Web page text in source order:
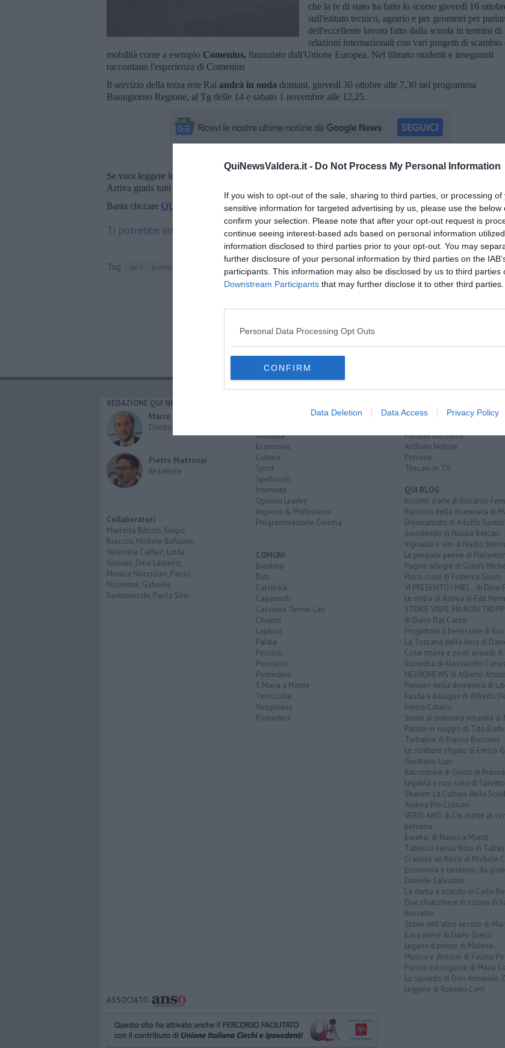
QuiNewsValdera.it - Do Not Process My Personal Information
If you wish to opt-out of the sale, sharing to third parties, or processing
sensitive information for targeted advertising by us, please use the below
confirm your selection. Please note that after your opt-out request is
continue seeing interest-based ads based on personal information
information disclosed to third parties prior to your opt-out. You may
further disclosure of your personal information by third parties on the
participants. This information may also be disclosed by us to third parties
Downstream Participants that may further disclose it to other third parties.
Personal Data Processing Opt Outs
CONFIRM
Data Deletion Data Access Privacy Policy
che la tv di stato ha fatto lo scorso giovedì 16
sull'istituto tecnico, agrario e per geometri per
dell'eccellente lavoro fatto dalla scuola in termini di
relazioni internazionali con vari progetti di scambio
mobilità come a esempio Comenius, finanziato dall'Unione Europea. Nel filmato studenti e insegnanti
raccontano l'esperienza di Comenius
Il servizio della terza rete Rai andrà in onda domani, giovedì 30 ottobre alle 7,30 nel programma
Buongiorno Regione, al Tg delle 14 e sabato 1 novembre alle 12,25.
Se vuoi leggere le notizie principali della Toscana iscriviti alla
Arriva gratis tutti i giorni alle 20:00 direttamente nella tua casella di posta.
Basta cliccare QUI
Ti potrebbe interessare anche:
Tag rai 3 pontedera istituto tecnico comenio unione europea buongiorno regione
REDAZIONE QUI NEWS
Marco Migli
Direttore Responsabile
Pietro Mattonai
Redattore
Collaboratori
Marcella Bitozzi, Sergio
Braccini, Michele Bufalino,
Valentina Caffieri, Linda
Giuliani, Dina Laurenzi,
Monica Nocciolini, Paolo
Nocentini, Gabriele
Santarnecchi, Paola Silvi.
Attualità
Economia
Cultura
Sport
Spettacoli
Interviste
Opinion Leader
Imprese & Professioni
Programmazione Cinema
COMUNI
Bientina
Buti
Calcinaia
Capannoli
Casciana Terme-Lari
Chianni
Lajatico
Palaia
Peccioli
Ponsacco
Pontedera
S.Maria a Monte
Terricciola
Vicopisano
Pontedera
Le notizie di oggi
Più Letti del mese
Archivio Notizie
Persone
Toscani in TV
QUI BLOG
Incontri d'arte di Riccardo
Racconti della domenica di
Disincantato di Adolfo
Sorridendo di Nicola Belcari
Vignaioli e vini di Nadio
Le pregiate penne di
Pagine allegre di Gianni
Psico-cose di Federica Giusti
VI PRESENTO I MIEI... di Dino
Le stelle di Astrea di Edit
STORIE VISPE MA NON
di Dario Dal Canto
Progettare il benessere di
La Toscana della birra di
Cose strane e posti assurdi
Storielba di Alessandro
NEURONEWS di Alberto
Pensieri della domenica di
Fauda e balagan di Alfredo
Enrico Catassi
Storie di ordinaria umanità
Parole in viaggio di Tito
Turbative di Franco Bonciani
Lo scrittore sfigato di Enrico
Gordiano Lupi
Raccontare di Gusto di
Legalità e non solo di
Shalom La Cultura della
Andrea Pio Cristiani
VERSI-AMO di Chi mette al
persona
Eureka! di Nausica Manzi
Tabasco senza filtro di
Ci vuole un fisico di Michele
Economia e territorio, da
Daniele Salvadori
La dama a scacchi di Carlo
Due chiacchiere in cucina di
Rossello
Storie dell'altro secolo di
Easy ridere di Dario Greco
Legami d'amore di Malena ...
Musica e dintorni di Fausto
Parole milonguere di Maria
Lo sguardo di Don Armando
Leggere di Roberto Cerri
ASSOCIATO